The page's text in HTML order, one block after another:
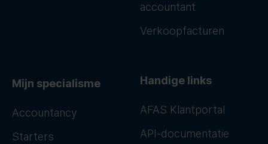
accountant
Verkoopfacturen
Mijn specialisme
Accountancy
Starters
Handige links
AFAS Klantportal
API-documentatie